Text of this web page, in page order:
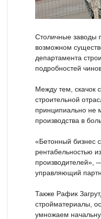
Столичные заводы
возможном
департамента
подробностей
Между тем, скачок
строительной
принципиально не
производства в
«Бетонный бизнес
рентабельностью
производителей»,
управляющий
Также Рафик
стройматериалы,
умножаем